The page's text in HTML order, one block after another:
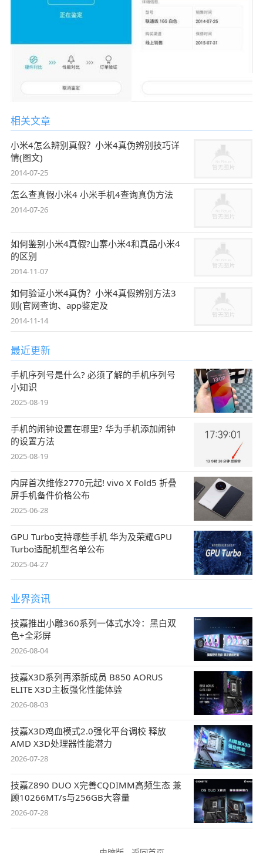
相关文章
小米4怎么辨别真假？小米4真伪辨别技巧详
情(图文)
2014-07-25
怎么查真假小米4 小米手机4查询真伪方法
2014-07-26
如何鉴别小米4真假?山寨小米4和真品小米4
的区别
2014-11-07
如何验证小米4真伪？小米4真假辨别方法3
则(官网查询、app鉴定及
2014-11-14
最近更新
手机序列号是什么? 必须了解的手机序列号
小知识
2025-08-19
手机的闹钟设置在哪里? 华为手机添加闹钟
的设置方法
2025-08-19
内屏首次维修2770元起! vivo X Fold5 折叠
屏手机备件价格公布
2025-06-28
GPU Turbo支持哪些手机 华为及荣耀GPU
Turbo适配机型名单公布
2025-04-27
业界资讯
技嘉推出小雕360系列一体式水冷：黑白双
色+全彩屏
2026-08-04
技嘉X3D系列再添新成员 B850 AORUS
ELITE X3D主板强化性能体验
2026-08-03
技嘉X3D鸡血模式2.0强化平台调校 释放
AMD X3D处理器性能潜力
2026-07-28
技嘉Z890 DUO X完善CQDIMM高频生态 兼
顾10266MT/s与256GB大容量
2026-07-28